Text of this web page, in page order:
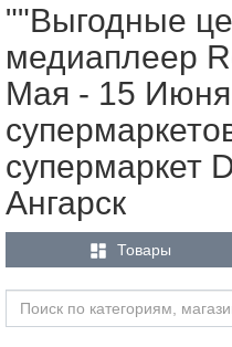
""Выгодные
медиаплеер
Мая - 15 Июня
супермаркет
Ангарск
 Товары